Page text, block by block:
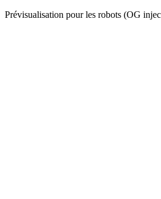
Prévisualisation pour les robots (OG